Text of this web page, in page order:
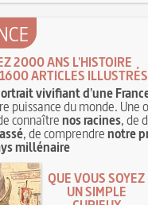
2000 ANS L'HISTOIRE
ARTICLES ILLUSTRÉS
vivifiant d'une
puissance du monde. Une
connaîtrenos racines, de
, de comprendrenotre
millénaire
QUE VOUS SOYEZ
UN SIMPLE